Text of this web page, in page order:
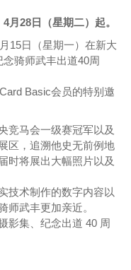
月28日（星期二）起。
15日（星期一）在新大
骑师武丰出道40周
Basic会员的特别邀
竞马会一级赛冠军以及
区，追溯他史无前例地
时将展出大幅照片以及
技术制作的数字内容以
师武丰更加亲近。
影集、纪念出道 40 周